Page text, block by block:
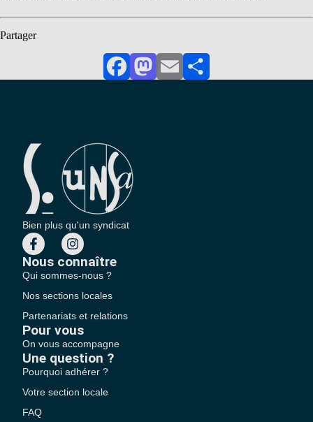
Partager
FacebookMastodon
EmailPartager
Bien plus qu'un syndicat
Nous connaître
Qui sommes-nous ?
Nos sections locales
Partenariats et relations
Pour vous
On vous accompagne
Une question ?
Pourquoi adhérer ?
Votre section locale
FAQ